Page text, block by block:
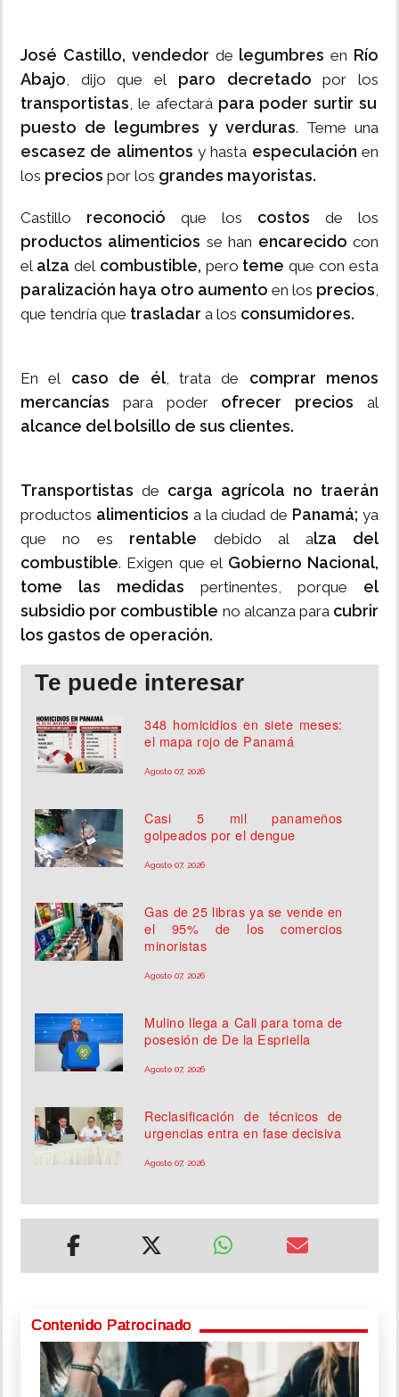
José Castillo, vendedor de legumbresen Río
Abajo, dijo que el paro decretado por los
transportistas, le afectará para poder surtir su
puesto de legumbres y verduras. Teme una
escasez de alimentos y hasta especulaciónen
los precios por los grandes mayoristas.
Castillo reconoció que los costos de los
productos alimenticios se han encarecido con
el alza del combustible, pero teme que con esta
paralización haya otro aumento en los precios,
que tendría que trasladar a los consumidores.
En el caso de él, trata de comprar menos
mercancías para poder ofrecer precios al
alcance del bolsillo de sus clientes.
Transportistas de carga agrícola no traerán
productos alimenticios a la ciudad de Panamá; ya
que no es rentable debido al alza del
combustible. Exigen que el Gobierno Nacional,
tome las medidas pertinentes, porque el
subsidio por combustible no alcanza paracubrir
los gastos de operación.
Te puede interesar
348 homicidios en siete meses:
el mapa rojo de Panamá
Agosto 07, 2026
Casi 5 mil panameños
golpeados por el dengue
Agosto 07, 2026
Gas de 25 libras ya se vende en
el 95% de los comercios
minoristas
Agosto 07, 2026
Mulino llega a Cali para toma de
posesión de De la Espriella
Agosto 07, 2026
Reclasificación de técnicos de
urgencias entra en fase decisiva
Agosto 07, 2026
Contenido Patrocinado